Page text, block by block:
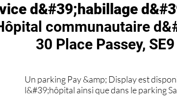
d&#39;habillage
communautaire
30 Place Passey,
Un parking Pay &amp; Display est
l&#39;hôpital ainsi que dans le parking